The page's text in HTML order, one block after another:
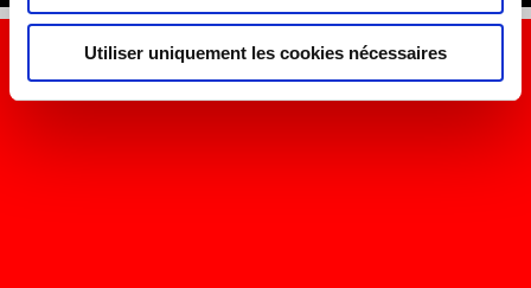
Utiliser uniquement les cookies nécessaires